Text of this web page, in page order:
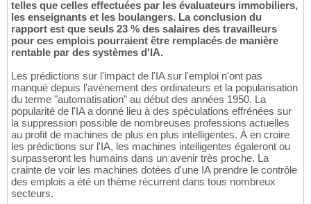
telles que celles effectuées par les évaluateurs immobiliers,
les enseignants et les boulangers. La conclusion du
rapport est que seuls 23 % des salaires des travailleurs
pour ces emplois pourraient être remplacés de manière
rentable par des systèmes d'IA.
Les prédictions sur l'impact de l'IA sur l'emploi n'ont pas
manqué depuis l'avènement des ordinateurs et la popularisation
du terme "automatisation" au début des années 1950. La
popularité de l'IA a donné lieu à des spéculations effrénées sur
la suppression possible de nombreuses professions actuelles
au profit de machines de plus en plus intelligentes. À en croire
les prédictions sur l'IA, les machines intelligentes égaleront ou
surpasseront les humains dans un avenir très proche. La
crainte de voir les machines dotées d'une IA prendre le contrôle
des emplois a été un thème récurrent dans tous nombreux
secteurs.